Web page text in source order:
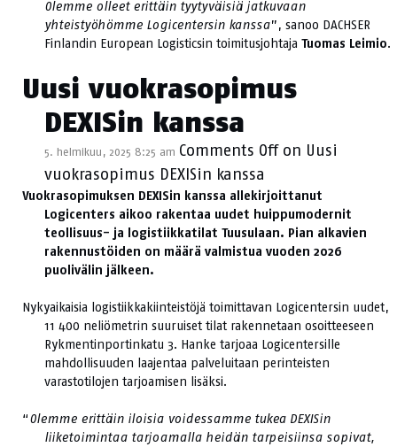
Olemme olleet erittäin tyytyväisiä jatkuvaan
yhteistyöhömme Logicentersin kanssa”, sanoo DACHSER
Finlandin European Logisticsin toimitusjohtajaTuomas Leimio.
Uusi vuokrasopimus
DEXISin kanssa
5. helmikuu, 2025 8:25 am Comments Offon Uusi
vuokrasopimus DEXISin kanssa
Vuokrasopimuksen DEXISin kanssa allekirjoittanut
Logicenters aikoo rakentaa uudet huippumodernit
teollisuus- ja logistiikkatilat Tuusulaan. Pian alkavien
rakennustöiden on määrä valmistua vuoden 2026
puolivälin jälkeen.
Nykyaikaisia logistiikkakiinteistöjä toimittavan Logicentersin uudet,
11 400 neliömetrin suuruiset tilat rakennetaan osoitteeseen
Rykmentinportinkatu 3. Hanke tarjoaa Logicentersille
mahdollisuuden laajentaa palveluitaan perinteisten
varastotilojen tarjoamisen lisäksi.
“Olemme erittäin iloisia voidessamme tukea DEXISin
liiketoimintaa tarjoamalla heidän tarpeisiinsa sopivat,